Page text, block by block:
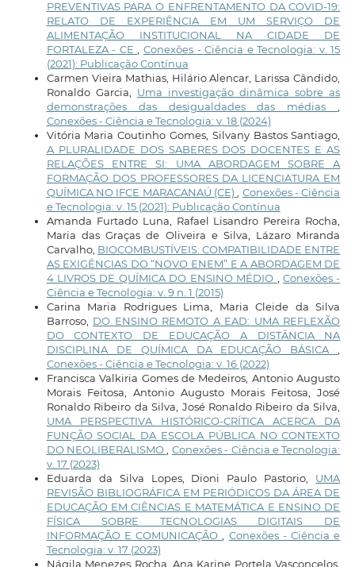
PREVENTIVAS PARA O ENFRENTAMENTO DA COVID-19:
RELATO DE EXPERIÊNCIA EM UM SERVIÇO DE
ALIMENTAÇÃO INSTITUCIONAL NA CIDADE DE
FORTALEZA - CE, Conexões - Ciência e Tecnologia: v. 15
(2021): Publicação Contínua
Carmen Vieira Mathias, Hilário Alencar, Larissa Cândido,
Ronaldo Garcia, Uma investigação dinâmica sobre as
demonstrações das desigualdades das médias,
Conexões - Ciência e Tecnologia: v. 18 (2024)
Vitória Maria Coutinho Gomes, Silvany Bastos Santiago,
A PLURALIDADE DOS SABERES DOS DOCENTES E AS
RELAÇÕES ENTRE SI: UMA ABORDAGEM SOBRE A
FORMAÇÃO DOS PROFESSORES DA LICENCIATURA EM
QUÍMICA NO IFCE MARACANAÚ (CE), Conexões - Ciência
e Tecnologia: v. 15 (2021): Publicação Contínua
Amanda Furtado Luna, Rafael Lisandro Pereira Rocha,
Maria das Graças de Oliveira e Silva, Lázaro Miranda
Carvalho, BIOCOMBUSTÍVEIS: COMPATIBILIDADE ENTRE
AS EXIGÊNCIAS DO “NOVO ENEM” E A ABORDAGEM DE
4 LIVROS DE QUÍMICA DO ENSINO MÉDIO ,Conexões -
Ciência e Tecnologia: v. 9 n. 1 (2015)
Carina Maria Rodrigues Lima, Maria Cleide da Silva
Barroso, DO ENSINO REMOTO A EAD: UMA REFLEXÃO
DO CONTEXTO DE EDUCAÇÃO A DISTÂNCIA NA
DISCIPLINA DE QUÍMICA DA EDUCAÇÃO BÁSICA,
Conexões - Ciência e Tecnologia: v. 16 (2022)
Francisca Valkiria Gomes de Medeiros, Antonio Augusto
Morais Feitosa, Antonio Augusto Morais Feitosa, José
Ronaldo Ribeiro da Silva, José Ronaldo Ribeiro da Silva,
UMA PERSPECTIVA HISTÓRICO-CRÍTICA ACERCA DA
FUNÇÃO SOCIAL DA ESCOLA PÚBLICA NO CONTEXTO
DO NEOLIBERALISMO, Conexões - Ciência e Tecnologia:
v. 17 (2023)
Eduarda da Silva Lopes, Dioni Paulo Pastorio, UMA
REVISÃO BIBLIOGRÁFICA EM PERIÓDICOS DA ÁREA DE
EDUCAÇÃO EM CIÊNCIAS E MATEMÁTICA E ENSINO DE
FÍSICA SOBRE TECNOLOGIAS DIGITAIS DE
INFORMAÇÃO E COMUNICAÇÃO, Conexões - Ciência e
Tecnologia: v. 17 (2023)
Nágila Menezes Rocha, Ana Karine Portela Vasconcelos,